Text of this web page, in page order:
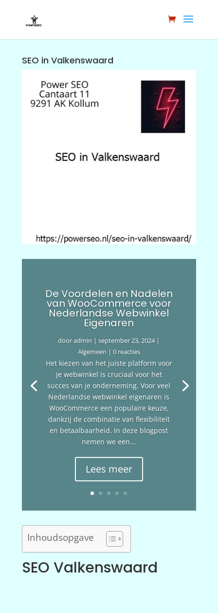
SEO in Valkenswaard
De Voordelen en Nadelen
van WooCommerce voor
Nederlandse Webwinkel
Eigenaren
dooradmin |september 23, 2024|
Algemeen | 0 reacties
Het kiezen van het juiste platform voor
je webwinkel is cruciaal voor het
succes van je onderneming. Voor veel
Nederlandse webwinkel eigenaren is
WooCommerce een populaire keuze,
dankzij de combinatie van flexibiliteit
en betaalbaarheid. In deze blogpost
nemen we een...
Lees meer
Inhoudsopgave
SEO Valkenswaard